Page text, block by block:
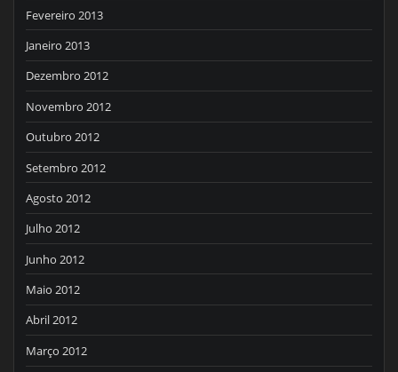
Fevereiro 2013
Janeiro 2013
Dezembro 2012
Novembro 2012
Outubro 2012
Setembro 2012
Agosto 2012
Julho 2012
Junho 2012
Maio 2012
Abril 2012
Março 2012